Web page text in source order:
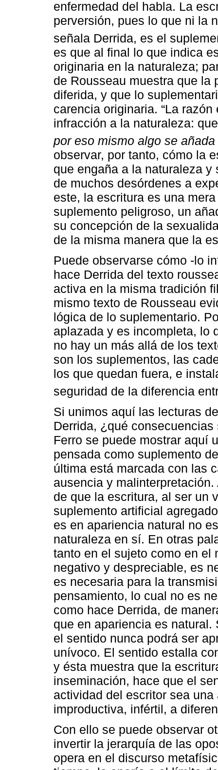
enfermedad del habla. La
perversión, pues lo que ni la
señala Derrida, es el
es que al final lo que indica
originaria en la naturaleza;
de Rousseau muestra que la
diferida, y que lo
carencia originaria. “La
infracción a la naturaleza:
por eso mismo algo se
observar, por tanto, cómo la
que engaña a la naturaleza
de muchos desórdenes a
este, la escritura es una
suplemento peligroso, un
su concepción de la
de la misma manera que la
Puede observarse cómo -lo
hace Derrida del texto
activa en la misma tradición
mismo texto de Rousseau
lógica de lo suplementario.
aplazada y es incompleta, lo
no hay un más allá de los
son los suplementos, las
los que quedan fuera, e
seguridad de la diferencia
Si unimos aquí las lecturas
Derrida, ¿qué
Ferro se puede mostrar aquí
pensada como suplemento
última está marcada con las
ausencia y
de que la escritura, al ser un
suplemento artificial
es en apariencia natural no
naturaleza en sí. En otras
tanto en el sujeto como en el
negativo y despreciable, es
es necesaria para la
pensamiento, lo cual no es
como hace Derrida, de
que en apariencia es
el sentido nunca podrá ser
unívoco. El sentido estalla
y ésta muestra que la
inseminación, hace que el
actividad del escritor sea
improductiva, infértil, a
Con ello se puede observar
invertir la jerarquía de las
opera en el discurso